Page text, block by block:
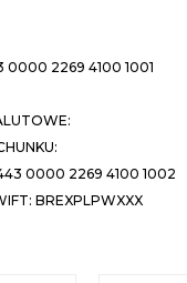
0000 2269 4100 1001
0000 2269 4100 1002
BREXPLPWXXX